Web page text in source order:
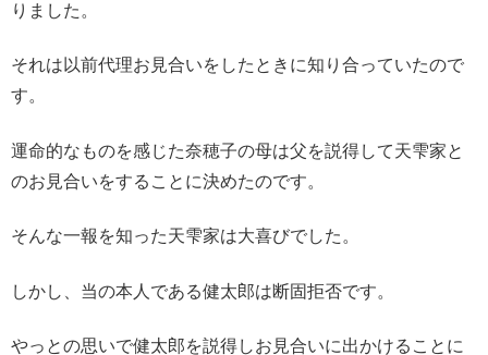
りました。
それは以前代理お見合いをしたときに知り合っていたので
す。
運命的なものを感じた奈穂子の母は父を説得して天雫家と
のお見合いをすることに決めたのです。
そんな一報を知った天雫家は大喜びでした。
しかし、当の本人である健太郎は断固拒否です。
やっとの思いで健太郎を説得しお見合いに出かけることに